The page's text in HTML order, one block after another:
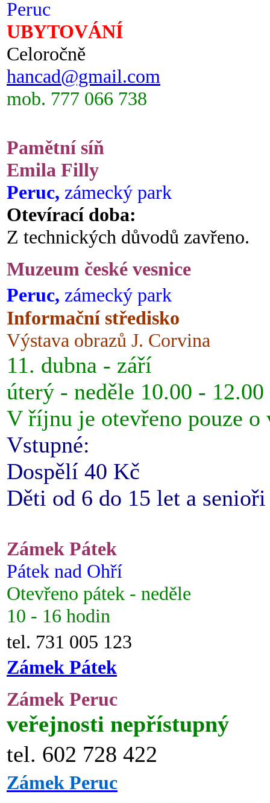
Peruc
UBYTOVÁNÍ
Celoročně
hancad@gmail.com
mob. 777 066 738
Pamětní síň
Emila Filly
Peruc, zámecký park
Otevírací doba:
Z technických důvodů zavřeno.
Muzeum české vesnice
Peruc, zámecký park
Informační středisko
Výstava obrazů J. Corvina
11. dubna - září
úterý - neděle 10.00 -
V říjnu je otevřeno pouze o
Vstupné:
Dospělí 40 Kč
Děti od 6 do 15 let a
Zámek Pátek
Pátek nad Ohří
Otevřeno pátek - neděle
10 - 16 hodin
tel. 731 005 123
Zámek Pátek
Zámek Peruc
veřejnosti nepřístupný
tel. 602 728 422
Zámek Peruc